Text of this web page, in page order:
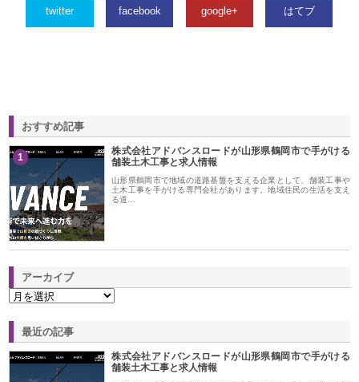
twitter facebook google+ はてブ
おすすめ記事
1
株式会社アドバンスロードが山形県鶴岡市で手がける
舗装土木工事と求人情報
山形県鶴岡市で地域の道路基盤を支える企業として、舗装工事や
土木工事を手がける専門会社があります。地域住民の生活を支え
る道…
アーカイブ
最近の記事
株式会社アドバンスロードが山形県鶴岡市で手がける
舗装土木工事と求人情報